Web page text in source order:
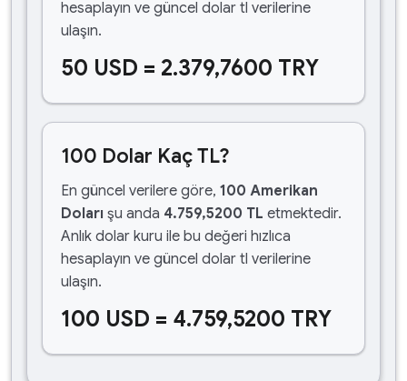
hesaplayın ve güncel dolar tl verilerine
ulaşın.
50 USD = 2.379,7600 TRY
100 Dolar Kaç TL?
En güncel verilere göre, 100 Amerikan
Doları şu anda 4.759,5200 TL etmektedir.
Anlık dolar kuru ile bu değeri hızlıca
hesaplayın ve güncel dolar tl verilerine
ulaşın.
100 USD = 4.759,5200 TRY